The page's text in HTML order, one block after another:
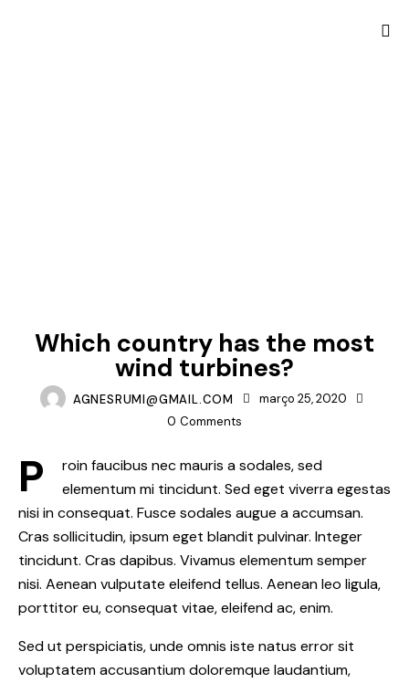
Which country has the most
wind turbines?
AGNESRUMI@GMAIL.COM
março 25, 2020
0 Comments
P
roin faucibus nec mauris a sodales, sed
elementum mi tincidunt. Sed eget viverra egestas
nisi in consequat. Fusce sodales augue a accumsan.
Cras sollicitudin, ipsum eget blandit pulvinar. Integer
tincidunt. Cras dapibus. Vivamus elementum semper
nisi. Aenean vulputate eleifend tellus. Aenean leo ligula,
porttitor eu, consequat vitae, eleifend ac, enim.
Sed ut perspiciatis, unde omnis iste natus error sit
voluptatem accusantium doloremque laudantium,